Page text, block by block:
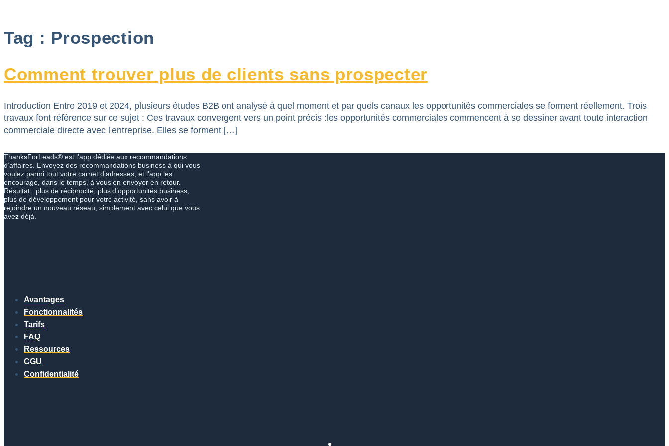
contenu
Tag : Prospection
Comment trouver plus de clients sans prospecter
Introduction Entre 2019 et 2024, plusieurs études B2B ont analysé à quel moment et par quels canaux les opportunités commerciales se forment réellement. Trois
travaux font référence sur ce sujet : Ces travaux convergent vers un point précis :les opportunités commerciales commencent à se dessiner avant toute interaction
commerciale directe avec l’entreprise. Elles se forment […]
ThanksForLeads® est l’app dédiée aux recommandations
d’affaires. Envoyez des recommandations business à qui vous
voulez parmi tout votre carnet d’adresses, et l’app les
encourage, dans le temps, à vous en envoyer en retour.
Résultat : plus de réciprocité, plus d’opportunités business,
plus de développement pour votre activité, sans avoir à
rejoindre un nouveau réseau, simplement avec celui que vous
avez déjà.
Avantages
Fonctionnalités
Tarifs
FAQ
Ressources
CGU
Confidentialité